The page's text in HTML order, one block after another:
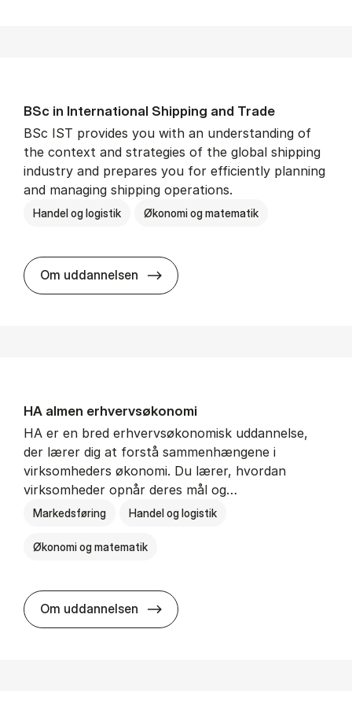
BSc in In­ter­na­tion­al Ship­ping and Trade
BSc IST provides you with an understanding of
the context and strategies of the global shipping
industry and prepares you for efficiently planning
and managing shipping operations.
Handel og logistik Økonomi og matematik
Om uddannelsen BSc in In­ter­na­tion­al Ship­ping
HA al­men erhvervs­økonomi
HA er en bred erhvervsøkonomisk uddannelse,
der lærer dig at forstå sammenhængene i
virksomheders økonomi. Du lærer, hvordan
virksomheder opnår deres mål og…
Markedsføring Handel og logistik
Økonomi og matematik
Om uddannelsen HA al­men erhvervs­økonomi